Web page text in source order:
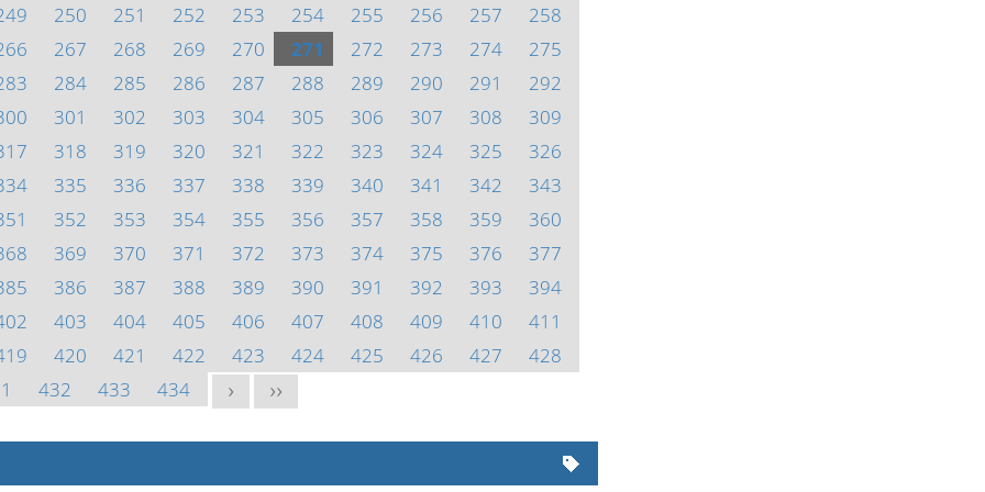
250 251 252 253 254 255 256 257
258
267 268 269 270 271 272 273 274
275
284 285 286 287 288 289 290 291
292
301 302 303 304 305 306 307 308
309
318 319 320 321 322 323 324 325
326
335 336 337 338 339 340 341 342
343
352 353 354 355 356 357 358 359
360
369 370 371 372 373 374 375 376
377
386 387 388 389 390 391 392 393
394
403 404 405 406 407 408 409 410
411
420 421 422 423 424 425 426 427
428
432 433 434 > >>